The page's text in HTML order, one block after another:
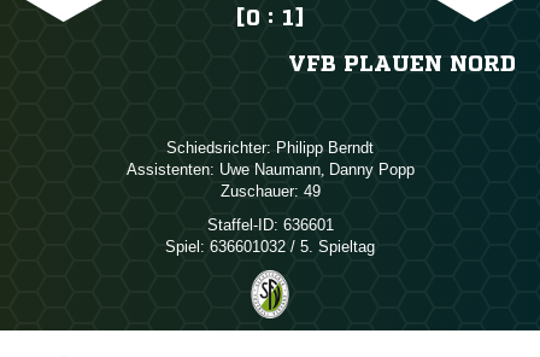
[0 : 1]
VFB PLAUEN NORD
Schiedsrichter:  
Assistenten:  ,  
Zuschauer: 49
Staffel-ID: 636601
Spiel: 636601032 / 5. Spieltag